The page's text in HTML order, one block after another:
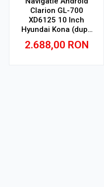
Clarion GL-700
XD6125 10 Inch
Hyundai Kona (dupa
2017), 4 GB, 64 GB,
QLED 2K
2.688,00 RON